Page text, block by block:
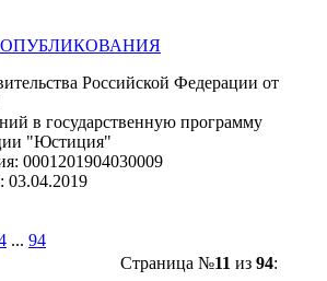
Российской Федерации от
в государственную программу
"Юстиция"
0001201904030009
03.04.2019
... 94
Страница №11 из 94: